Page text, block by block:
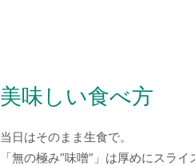
美味しい食べ方
当日はそのまま生食で。
「無の極み”味噌”」は厚めにスラ